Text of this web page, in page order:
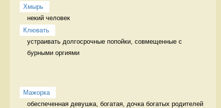
Хмырь
некий человек
Клювать
устраивать долгосрочные попойки, совмещенные с
бурными оргиями
Мажорка